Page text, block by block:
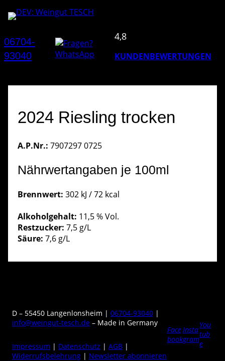
06704-
93040
4,8
KUNDENBEWERTUNGEN
2024 Riesling trocken
A.P.Nr.: 7907297 0725
Nährwertangaben je 100ml
Brennwert: 302 kJ / 72 kcal
Alkoholgehalt: 11,5 % Vol.
Restzucker: 7,5 g/L
Säure: 7,6 g/L
D – 55450 Langenlonsheim | 06704-93040 |
info@weingut-tesch.de – Made in Germany
Impressum | Datenschutz | AGB |
Widerrufsbelehrung | Newsletter abonnieren
Face
book
Insta
gram
You
tub
e